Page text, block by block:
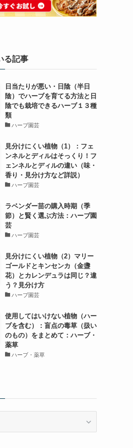
る記事
日当たりが悪い・日陰（半日
陰）でハーブを育てる方法と日
陰でも栽培できるハーブ１３種
類
ハーブ園芸
見分けにくい植物（1）：フェ
ンネルとディルはそっくり！フ
ェンネルとディルの違い（味・
香り・見分け方など詳説）
ハーブ園芸
ラベンダー苗の購入時期（季
節）と賢く選ぶ方法：ハーブ園
芸
ハーブ園芸
見分けにくい植物（2）マリー
ゴールドとキンセンカ（金盞
花）とカレンデュラは同じ？違
う？見分け方
ハーブ園芸
使用してはいけない植物（ハー
ブを含む）：盲点の毒草（扱い
のもの）をまとめて：ハーブ・
薬草
ハーブ・薬草